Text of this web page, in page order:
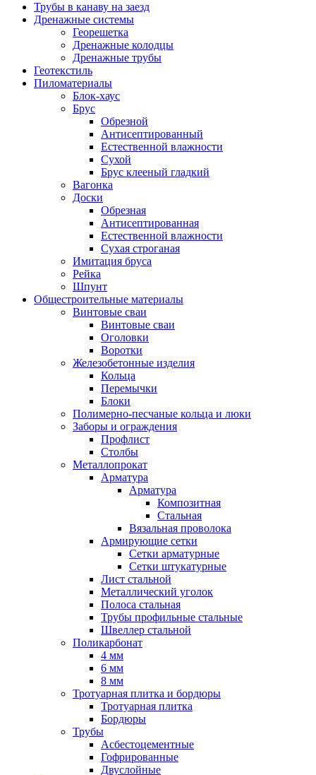
Трубы в канаву на заезд
Дренажные системы
Георешетка
Дренажные колодцы
Дренажные трубы
Геотекстиль
Пиломатериалы
Блок-хаус
Брус
Обрезной
Антисептированный
Естественной влажности
Сухой
Брус клееный гладкий
Вагонка
Доски
Обрезная
Антисептированная
Естественной влажности
Сухая строганая
Имитация бруса
Рейка
Шпунт
Общестроительные материалы
Винтовые сваи
Винтовые сваи
Оголовки
Воротки
Железобетонные изделия
Кольца
Перемычки
Блоки
Полимерно-песчаные кольца и люки
Заборы и ограждения
Профлист
Столбы
Металлопрокат
Арматура
Арматура
Композитная
Стальная
Вязальная проволока
Армирующие сетки
Сетки арматурные
Сетки штукатурные
Лист стальной
Металлический уголок
Полоса стальная
Трубы профильные стальные
Швеллер стальной
Поликарбонат
4 мм
6 мм
8 мм
Тротуарная плитка и бордюры
Тротуарная плитка
Бордюры
Трубы
Асбестоцементные
Гофрированные
Двуслойные